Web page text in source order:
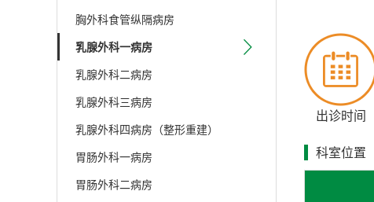
胸外科食管纵隔病房
乳腺外科一病房
乳腺外科二病房
乳腺外科三病房
乳腺外科四病房（整形重建）
胃肠外科一病房
胃肠外科二病房
纳入NCCN
讨乳腺癌发
项、黑龙
专科特
出诊时间
科室位置